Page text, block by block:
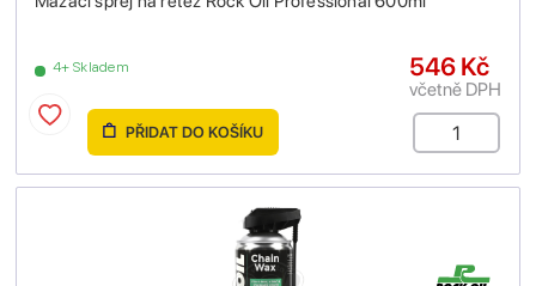
4+ Skladem 546 Kč
včetně DPH
PŘIDAT DO KOŠÍKU